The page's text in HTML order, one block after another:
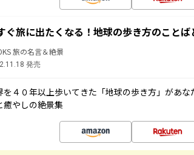
ぐ旅に出たくなる！地球の歩き方のことば
旅の名言＆絶景
発売
を４０年以上歩いてきた「地球の歩き方」があ
癒やしの絶景集